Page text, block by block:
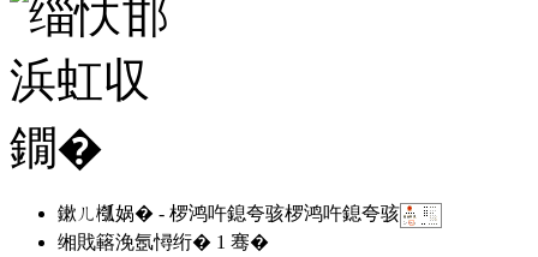
鏉ㄦ槬娲� - 椤鸿吘鎴夸骇椤鸿吘鎴夸骇
缃戝簵浼氬憳绗� 1 骞�